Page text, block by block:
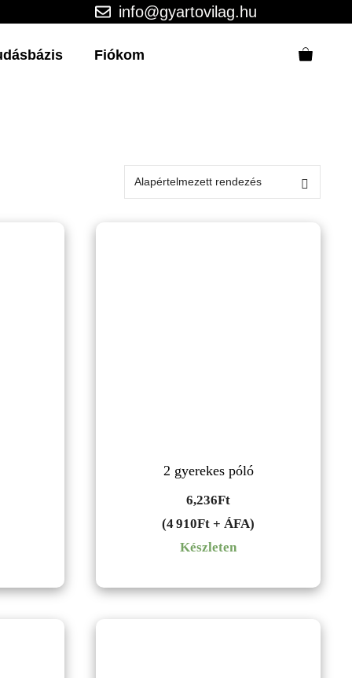
info@gyartovilag.hu
Fiókom
2 gyerekes póló
6,236Ft
(4 910Ft + ÁFA)
Készleten